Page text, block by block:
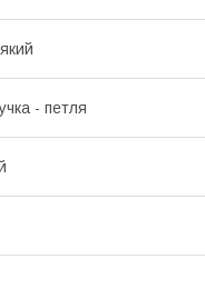
- петля